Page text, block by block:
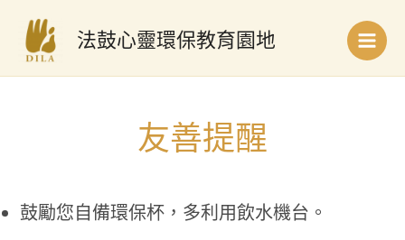
要
法鼓心靈環保教育園地
Main
友善提醒
鼓勵您自備環保杯，多利用飲水機台。